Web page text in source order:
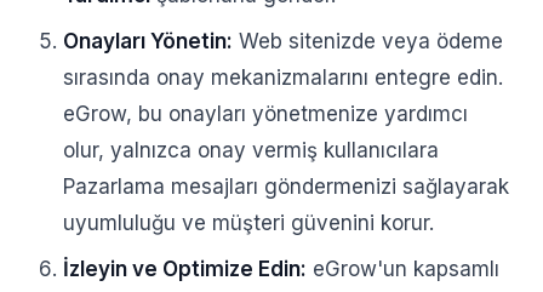
Onayları Yönetin: Web sitenizde veya ödeme
sırasında onay mekanizmalarını entegre edin.
eGrow, bu onayları yönetmenize yardımcı
olur, yalnızca onay vermiş kullanıcılara
Pazarlama mesajları göndermenizi sağlayarak
uyumluluğu ve müşteri güvenini korur.
İzleyin ve Optimize Edin: eGrow'un kapsamlı